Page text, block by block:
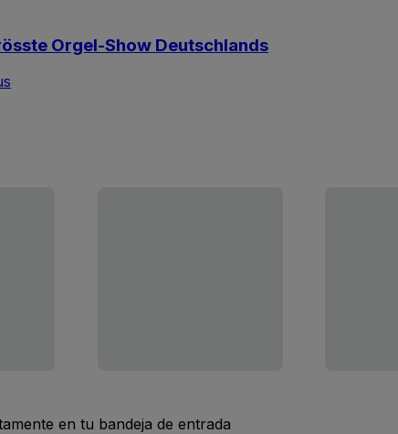
Orgel-Show Deutschlands
en tu bandeja de entrada